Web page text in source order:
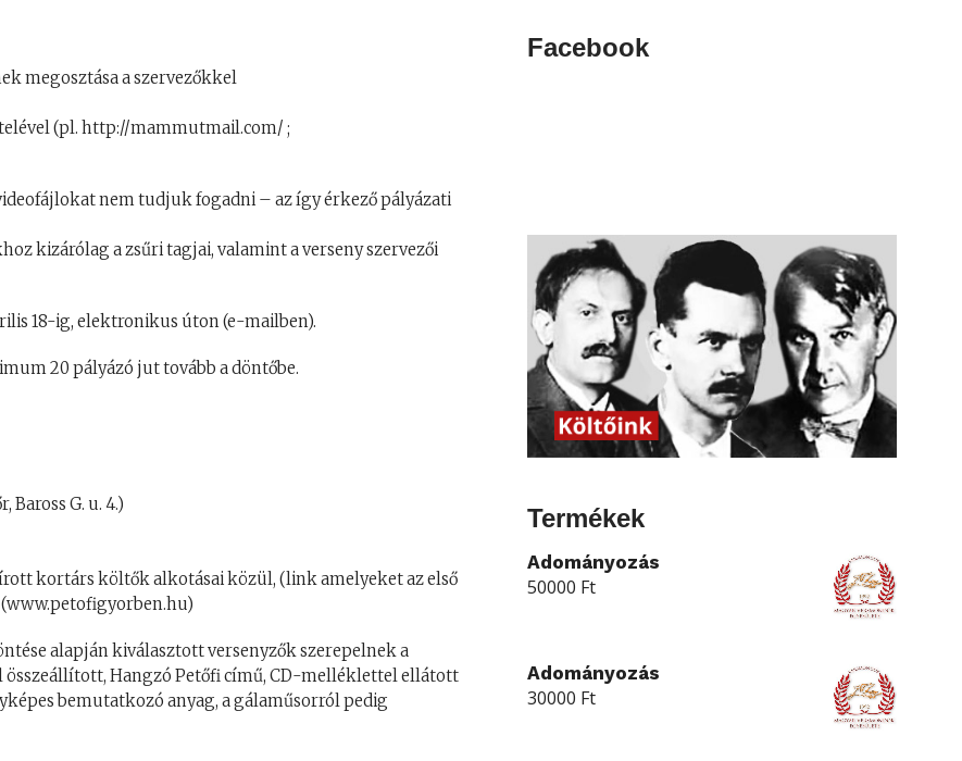
megosztása a szervezőkkel
(pl. http://mammutmail.com/ ;
nem tudjuk fogadni – az így érkező pályázati
kizárólag a zsűri tagjai, valamint a verseny szervezői
18-ig, elektronikus úton (e-mailben).
20 pályázó jut tovább a döntőbe.
Baross G. u. 4.)
kortárs költők alkotásai közül, (link amelyeket az első
alapján kiválasztott versenyzők szerepelnek a
összeállított, Hangzó Petőfi című, CD-melléklettel ellátott
bemutatkozó anyag, a gálaműsorról pedig
Facebook
Termékek
Adományozás
50000 Ft
Adományozás
30000 Ft